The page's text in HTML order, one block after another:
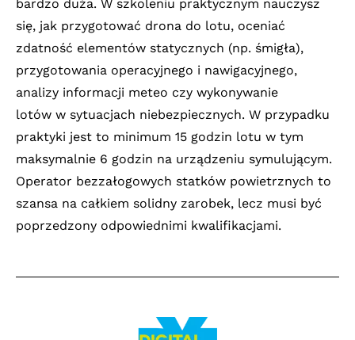
bardzo duża. W szkoleniu praktycznym nauczysz
się, jak przygotować drona do lotu, oceniać
zdatność elementów statycznych (np. śmigła),
przygotowania operacyjnego i nawigacyjnego,
analizy informacji meteo czy wykonywanie
lotów w sytuacjach niebezpiecznych. W przypadku
praktyki jest to minimum 15 godzin lotu w tym
maksymalnie 6 godzin na urządzeniu symulującym.
Operator bezzałogowych statków powietrznych to
szansa na całkiem solidny zarobek, lecz musi być
poprzedzony odpowiednimi kwalifikacjami.